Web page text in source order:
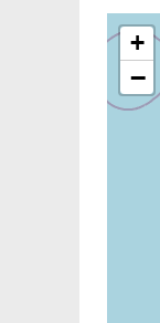
+
−